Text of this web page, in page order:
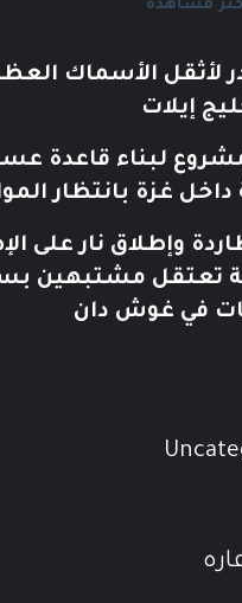
مشاهدة
لأثقل الأسماك
إيلات
لبناء قاعدة
غزة بانتظار
وإطلاق نار على
تعتقل مشتبهين
في غوش دان